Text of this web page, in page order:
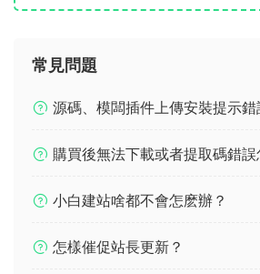
常見問題
源碼、模闆插件上傳安裝提示錯
購買後無法下載或者提取碼錯誤
小白建站啥都不會怎麽辦？
怎樣催促站長更新？